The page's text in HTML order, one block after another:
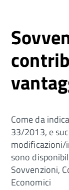
Come da
33/2013, e
modificazioni/
sono
Sovvenzioni,
Economici